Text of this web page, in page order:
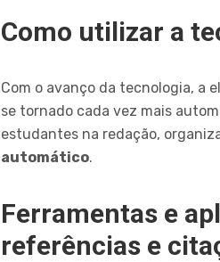
Como utilizar a
Com o avanço da tecnologia, a
se tornado cada vez mais
estudantes na redação,
automático.
Ferramentas e
referências e